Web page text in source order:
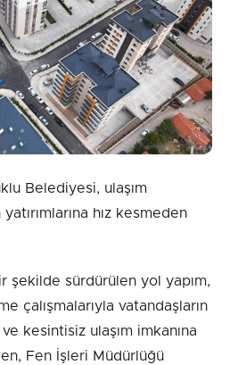
Belediyesi, ulaşım
hız kesmeden
şekilde sürdürülen yol yapım,
çalışmalarıyla vatandaşların
kesintisiz ulaşım imkanına
Fen İşleri Müdürlüğü